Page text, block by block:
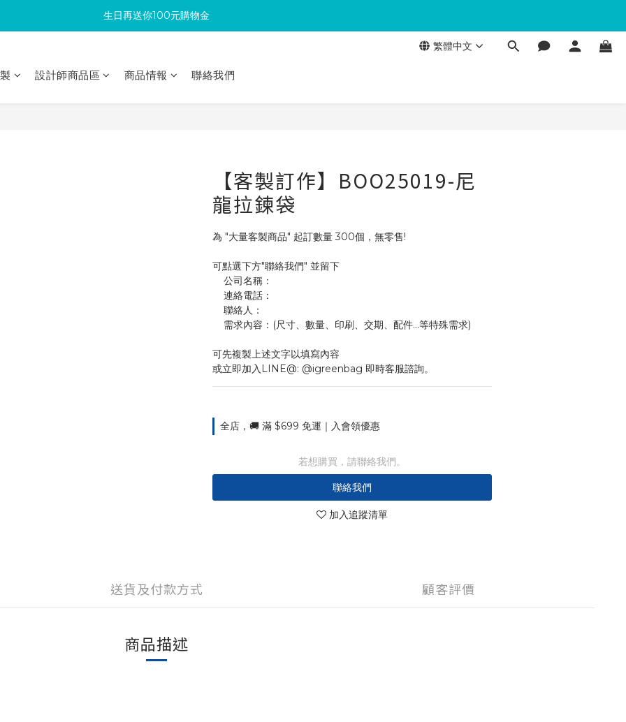
滿300回饋10%購物金
生日再送你100元購物金
滿300回饋10%購物金
繁體中文
設計師商品區 商品情報 聯絡我們
【客製訂作】BOO25019-尼
龍拉鍊袋
為 "大量客製商品" 起訂數量 300個，無零售!
可點選下方"聯絡我們" 並留下
    公司名稱：
    連絡電話：
    聯絡人：
    需求內容：(尺寸、數量、印刷、交期、配件...等特殊需求)
可先複製上述文字以填寫內容
或立即加入LINE@: @igreenbag 即時客服諮詢。
全店，🚚 滿 $699 免運｜入會領優惠
若想購買，請聯絡我們。
聯絡我們
加入追蹤清單
送貨及付款方式 顧客評價
商品描述